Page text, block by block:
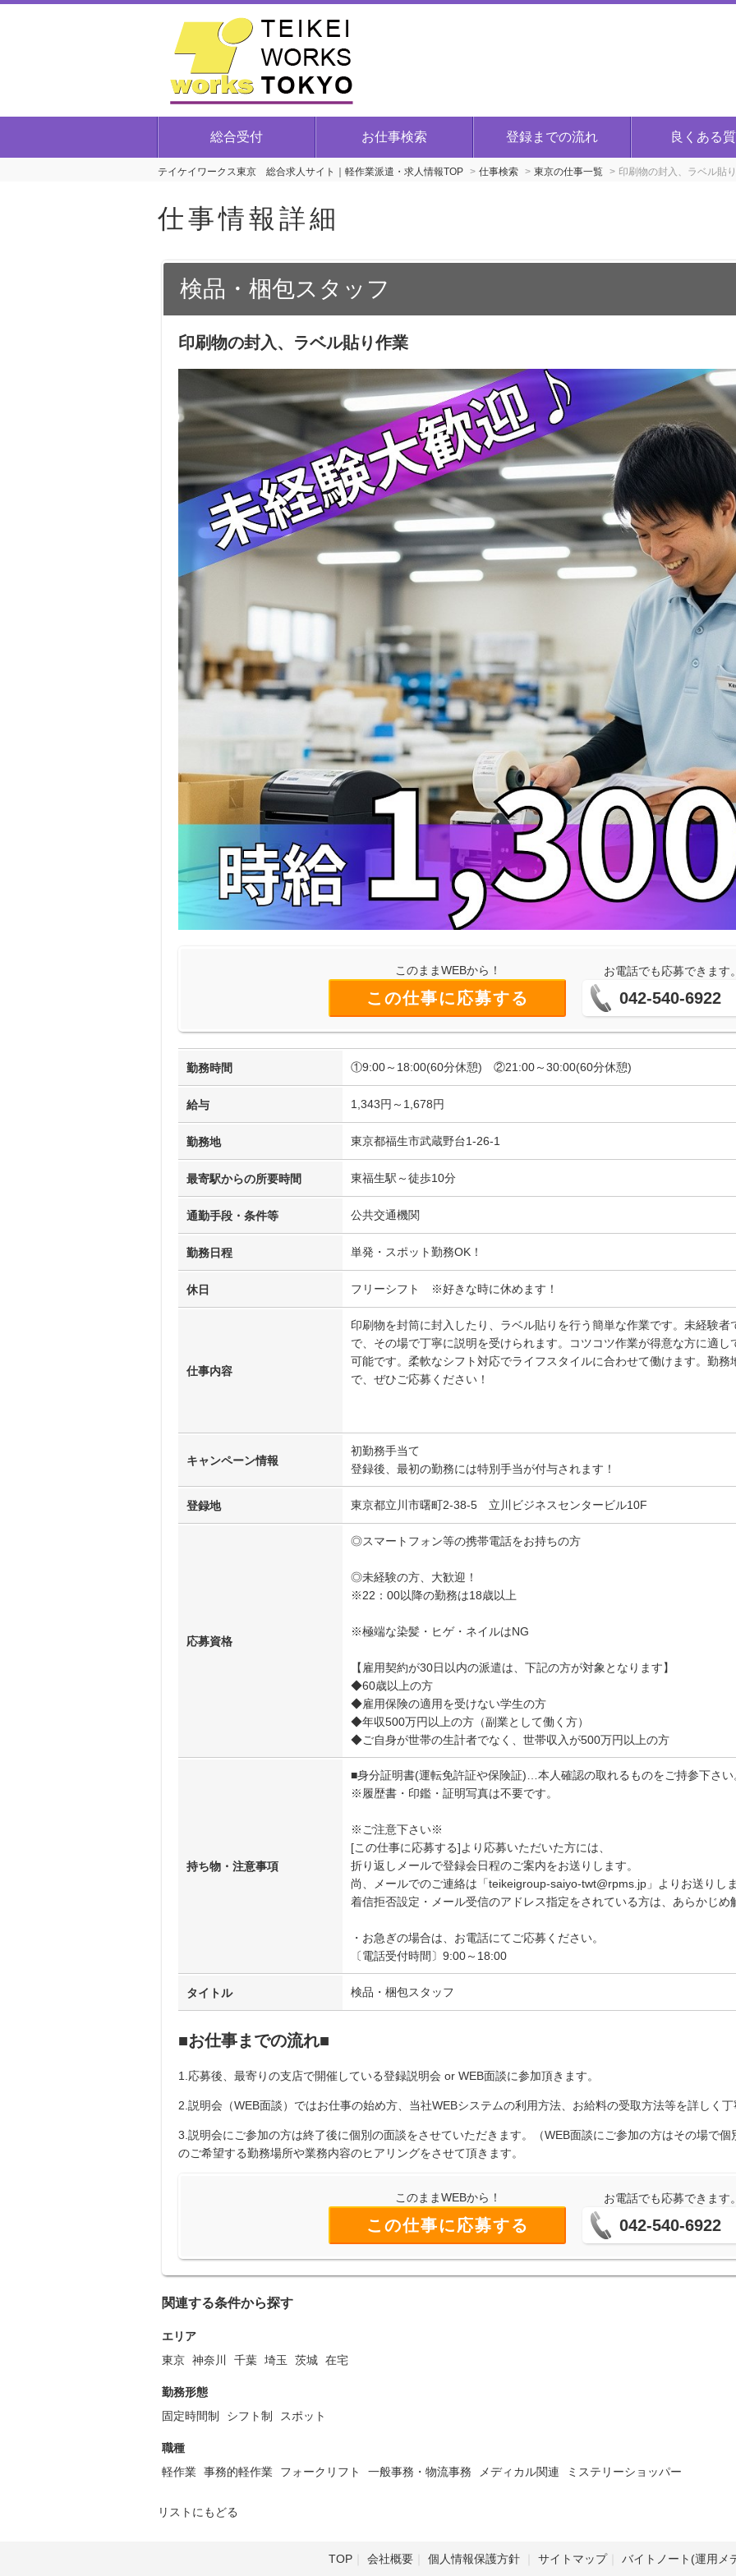
総合受付 お仕事検索 登録までの流れ 良くある
テイケイワークス東京 総合求人サイト｜軽作業派遣・求人情報TOP 仕事検索 東京の仕事一覧 印刷物の封入、ラベル貼
仕事情報詳細
検品・梱包スタッフ
印刷物の封入、ラベル貼り作業
このままWEBから！
この仕事に応募する
お電話でも応募できます
042-540-6922
勤務時間 ①9:00～18:00(60分休憩) ②21:00～30:00(60分休憩)
給与 1,343円～1,678円
勤務地 東京都福生市武蔵野台1-26-1
最寄駅からの所要時間 東福生駅～徒歩10分
通勤手段・条件等 公共交通機関
勤務日程 単発・スポット勤務OK！
休日 フリーシフト ※好きな時に休めます！
仕事内容
印刷物を封筒に封入したり、ラベル貼りを行う簡単な作業です。未経験
で、その場で丁寧に説明を受けられます。コツコツ作業が得意な方に適
可能です。柔軟なシフト対応でライフスタイルに合わせて働けます。勤
で、ぜひご応募ください！
キャンペーン情報
初勤務手当て
登録後、最初の勤務には特別手当が付与されます！
登録地 東京都立川市曙町2-38-5 立川ビジネスセンタービル10F
応募資格
◎スマートフォン等の携帯電話をお持ちの方
◎未経験の方、大歓迎！
※22：00以降の勤務は18歳以上
※極端な染髪・ヒゲ・ネイルはNG
【雇用契約が30日以内の派遣は、下記の方が対象となります】
◆60歳以上の方
◆雇用保険の適用を受けない学生の方
◆年収500万円以上の方（副業として働く方）
◆ご自身が世帯の生計者でなく、世帯収入が500万円以上の方
持ち物・注意事項
■身分証明書(運転免許証や保険証)…本人確認の取れるものをご持参下さい
※履歴書・印鑑・証明写真は不要です。
※ご注意下さい※
[この仕事に応募する]より応募いただいた方には、
折り返しメールで登録会日程のご案内をお送りします。
尚、メールでのご連絡は「teikeigroup-saiyo-twt@rpms.jp」よりお送りし
着信拒否設定・メール受信のアドレス指定をされている方は、あらかじめ
・お急ぎの場合は、お電話にてご応募ください。
〔電話受付時間〕9:00～18:00
タイトル 検品・梱包スタッフ
■お仕事までの流れ■
1.応募後、最寄りの支店で開催している登録説明会 or WEB面談に参加頂きます。
2.説明会（WEB面談）ではお仕事の始め方、当社WEBシステムの利用方法、お給料の受取方法等を詳しく
3.説明会にご参加の方は終了後に個別の面談をさせていただきます。（WEB面談にご参加の方はその場で
のご希望する勤務場所や業務内容のヒアリングをさせて頂きます。
このままWEBから！
この仕事に応募する
お電話でも応募できます
042-540-6922
関連する条件から探す
エリア
東京 神奈川 千葉 埼玉 茨城 在宅
勤務形態
固定時間制
シフト制 スポット
職種
軽作業 事務的軽作業 フォークリフト 一般事務・物流事務 メディカル関連 ミステリーショッパー
リストにもどる
TOP 会社概要 個人情報保護方針 サイトマップ バイトノート(運用メ